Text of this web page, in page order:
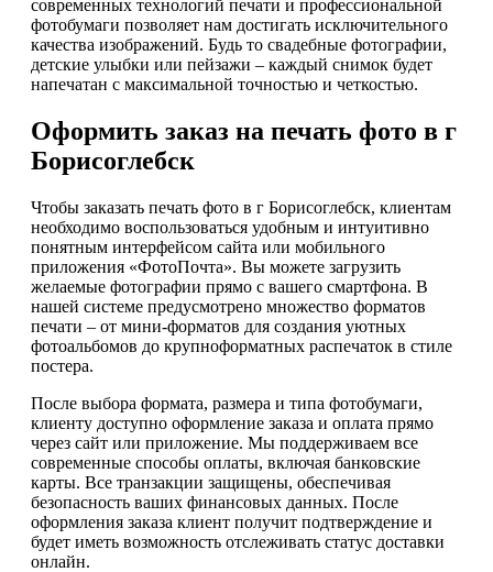
современных технологий печати и профессиональной
фотобумаги позволяет нам достигать исключительного
качества изображений. Будь то свадебные фотографии,
детские улыбки или пейзажи – каждый снимок будет
напечатан с максимальной точностью и четкостью.
Оформить заказ на печать фото в г
Борисоглебск
Чтобы заказать печать фото в г Борисоглебск, клиентам
необходимо воспользоваться удобным и интуитивно
понятным интерфейсом сайта или мобильного
приложения «ФотоПочта». Вы можете загрузить
желаемые фотографии прямо с вашего смартфона. В
нашей системе предусмотрено множество форматов
печати – от мини-форматов для создания уютных
фотоальбомов до крупноформатных распечаток в стиле
постера.
После выбора формата, размера и типа фотобумаги,
клиенту доступно оформление заказа и оплата прямо
через сайт или приложение. Мы поддерживаем все
современные способы оплаты, включая банковские
карты. Все транзакции защищены, обеспечивая
безопасность ваших финансовых данных. После
оформления заказа клиент получит подтверждение и
будет иметь возможность отслеживать статус доставки
онлайн.